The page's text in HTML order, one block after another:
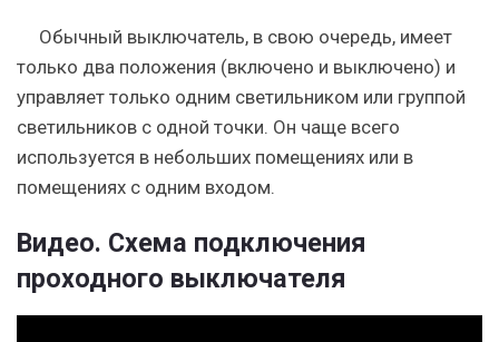
Обычный выключатель, в свою очередь, имеет
только два положения (включено и выключено) и
управляет только одним светильником или группой
светильников с одной точки. Он чаще всего
используется в небольших помещениях или в
помещениях с одним входом.
Видео. Схема подключения
проходного выключателя